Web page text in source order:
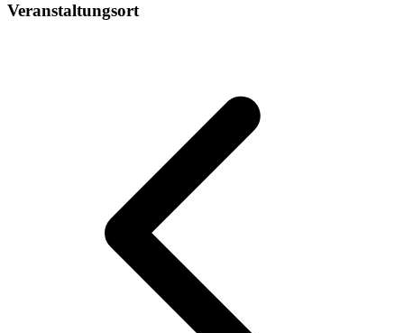
Veranstaltungsort